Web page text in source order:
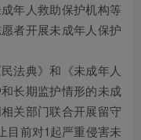
年人救助保护机构等
者开展未成年人保护
法典》和《未成年人
长期监护情形的未成
关部门联合开展留守
目前对1起严重侵害未